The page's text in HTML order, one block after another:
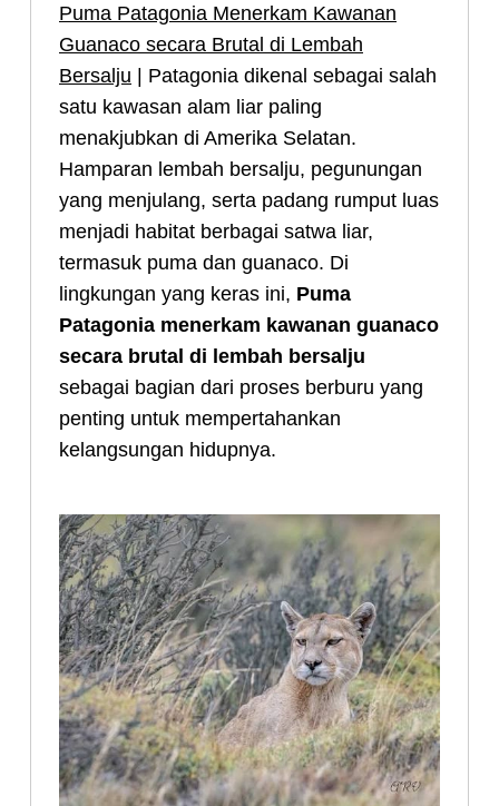
Puma Patagonia Menerkam Kawanan
Guanaco secara Brutal di Lembah
Bersalju | Patagonia dikenal sebagai salah
satu kawasan alam liar paling
menakjubkan di Amerika Selatan.
Hamparan lembah bersalju, pegunungan
yang menjulang, serta padang rumput luas
menjadi habitat berbagai satwa liar,
termasuk puma dan guanaco. Di
lingkungan yang keras ini, Puma
Patagonia menerkam kawanan guanaco
secara brutal di lembah bersalju
sebagai bagian dari proses berburu yang
penting untuk mempertahankan
kelangsungan hidupnya.